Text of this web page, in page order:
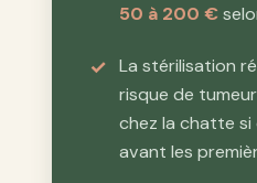
50 à 200 €
La stérilisation
risque de
chez la chatte
avant les